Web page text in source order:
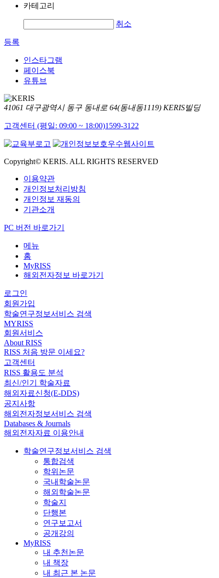
카테고리
취소
등록
인스타그램
페이스북
유튜브
41061 대구광역시 동구 동내로 64(동내동1119) KERIS빌딩
고객센터 (평일: 09:00 ~ 18:00)1599-3122
Copyright© KERIS. ALL RIGHTS RESERVED
이용약관
개인정보처리방침
개인정보 재동의
기관소개
PC 버전 바로가기
메뉴
홈
MyRISS
해외전자정보 바로가기
로그인
회원가입
학술연구정보서비스 검색
MYRISS
회원서비스
About RISS
RISS 처음 방문 이세요?
고객센터
RISS 활용도 분석
최신/인기 학술자료
해외자료신청(E-DDS)
공지사항
해외전자정보서비스 검색
Databases & Journals
해외전자자료 이용안내
학술연구정보서비스 검색
통합검색
학위논문
국내학술논문
해외학술논문
학술지
단행본
연구보고서
공개강의
MyRISS
내 추천논문
내 책장
내 최근 본 논문